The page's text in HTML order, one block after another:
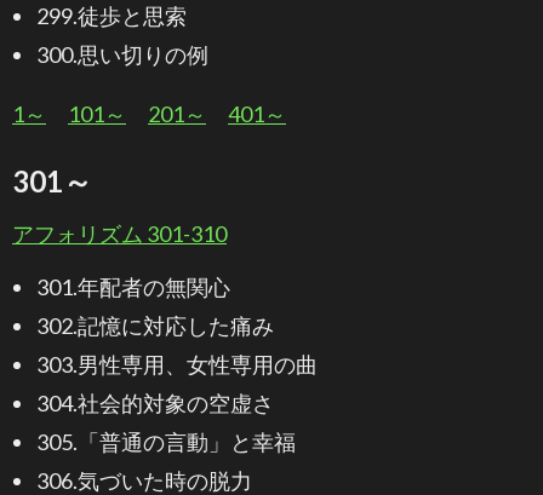
299.徒歩と思索
300.思い切りの例
1～ 101～ 201～ 401～
301～
アフォリズム 301-310
301.年配者の無関心
302.記憶に対応した痛み
303.男性専用、女性専用の曲
304.社会的対象の空虚さ
305.「普通の言動」と幸福
306.気づいた時の脱力